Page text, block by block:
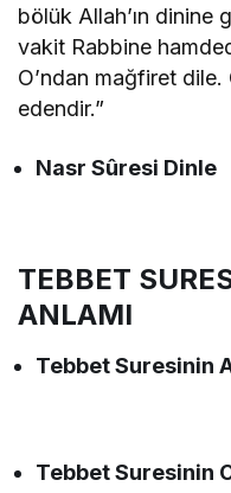
bölük Allah’ın dinine
vakit Rabbine
O’ndan mağfiret
edendir.”
Nasr Sûresi Dinle
TEBBET
ANLAMI
TebbetSuresinin
TebbetSuresinin